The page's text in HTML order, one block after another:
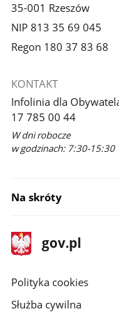
35-001 Rzeszów
NIP 813 35 69 045
Regon 180 37 83 68
KONTAKT
Infolinia dla
17 785 00 44
W dni robocze
w godzinach: 7:30-15:30
Na skróty
stopka
gov.pl
Strona
gov.pl
gov.pl
Polityka cookies
Służba cywilna